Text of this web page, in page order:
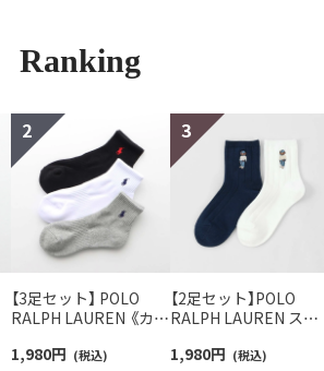
Ranking
【3足セット】 POLO
RALPH LAUREN 《カラ
ンポイントソックス シ
1,980円 (税込)
【2足セット】POLO
RALPH LAUREN スタ
ロベア オーガニック
1,980円 (税込)